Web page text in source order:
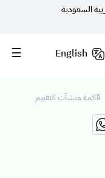
السعودية
English
قائمة منشآت التقييم